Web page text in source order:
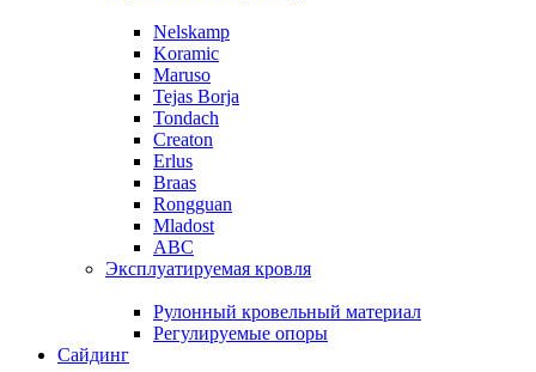
Nelskamp
Koramic
Maruso
Tejas Borja
Tondach
Creaton
Erlus
Braas
Rongguan
Mladost
ABC
Эксплуатируемая кровля
Рулонный кровельный материал
Регулируемые опоры
Сайдинг